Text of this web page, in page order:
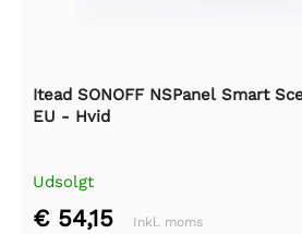
Itead SONOFF NSPanel Smart
EU - Hvid
Udsolgt
€ 54,15 Inkl. moms